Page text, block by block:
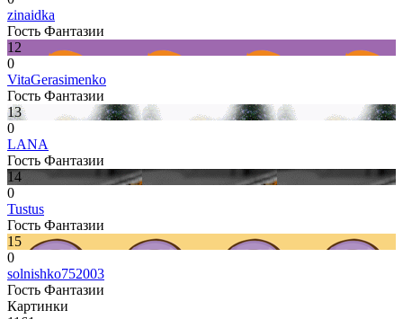
zinaidka
Гость Фантазии
12
0
VitaGerasimenko
Гость Фантазии
13
0
LANA
Гость Фантазии
14
0
Tustus
Гость Фантазии
15
0
solnishko752003
Гость Фантазии
Картинки